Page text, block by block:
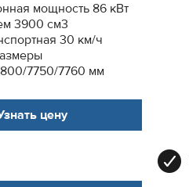
мощность 86 кВт
3900 см3
30 км/ч
7750/7760 мм
цену